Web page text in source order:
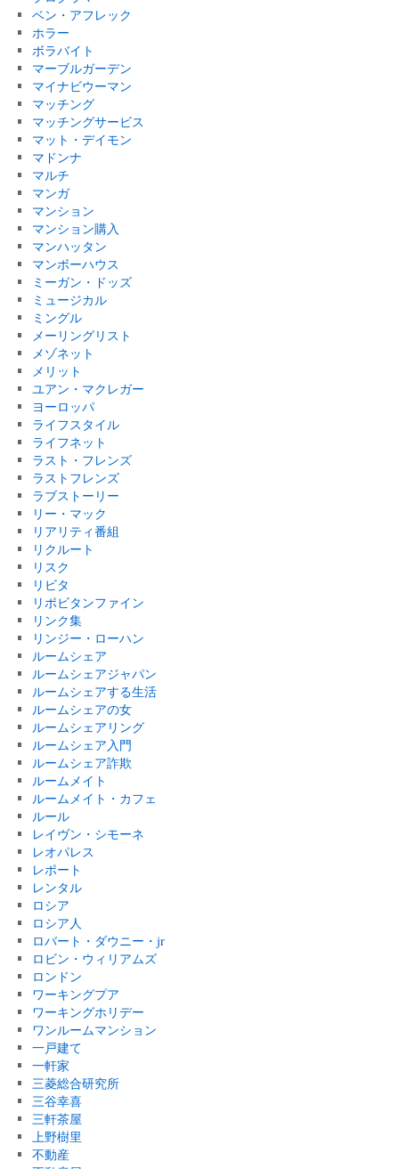
ベン・アフレック
ホラー
ボラバイト
マーブルガーデン
マイナビウーマン
マッチング
マッチングサービス
マット・デイモン
マドンナ
マルチ
マンガ
マンション
マンション購入
マンハッタン
マンボーハウス
ミーガン・ドッズ
ミュージカル
ミングル
メーリングリスト
メゾネット
メリット
ユアン・マクレガー
ヨーロッパ
ライフスタイル
ライフネット
ラスト・フレンズ
ラストフレンズ
ラブストーリー
リー・マック
リアリティ番組
リクルート
リスク
リビタ
リポビタンファイン
リンク集
リンジー・ローハン
ルームシェア
ルームシェアジャパン
ルームシェアする生活
ルームシェアの女
ルームシェアリング
ルームシェア入門
ルームシェア詐欺
ルームメイト
ルームメイト・カフェ
ルール
レイヴン・シモーネ
レオパレス
レポート
レンタル
ロシア
ロシア人
ロバート・ダウニー・jr
ロビン・ウィリアムズ
ロンドン
ワーキングプア
ワーキングホリデー
ワンルームマンション
一戸建て
一軒家
三菱総合研究所
三谷幸喜
三軒茶屋
上野樹里
不動産